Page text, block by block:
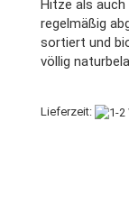
Hitze als auch
regelmäßig
sortiert und
völlig
Lieferzeit: